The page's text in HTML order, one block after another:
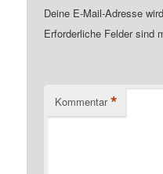
Deine E-Mail-Adresse
Erforderliche Felder sind
Kommentar *